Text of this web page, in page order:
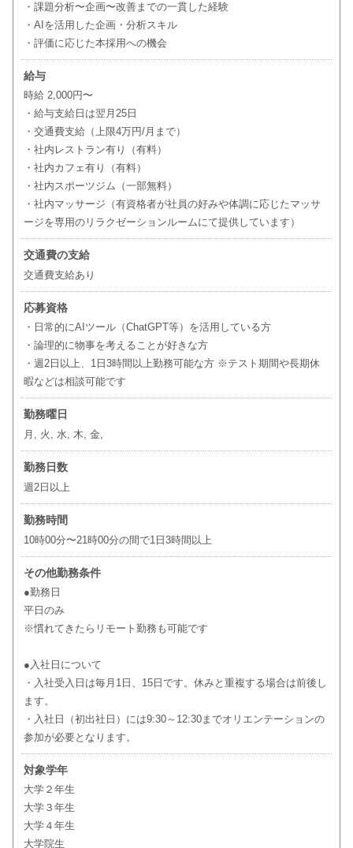
・課題分析〜企画〜改善までの一貫した経験
・AIを活用した企画・分析スキル
・評価に応じた本採用への機会
給与
時給 2,000円〜
・給与支給日は翌月25日
・交通費支給（上限4万円/月まで）
・社内レストラン有り（有料）
・社内カフェ有り（有料）
・社内スポーツジム（一部無料）
・社内マッサージ（有資格者が社員の好みや体調に応じたマッサ
ージを専用のリラクゼーションルームにて提供しています）
交通費の支給
交通費支給あり
応募資格
・日常的にAIツール（ChatGPT等）を活用している方
・論理的に物事を考えることが好きな方
・週2日以上、1日3時間以上勤務可能な方 ※テスト期間や長期休
暇などは相談可能です
勤務曜日
月, 火, 水, 木, 金,
勤務日数
週2日以上
勤務時間
10時00分〜21時00分の間で1日3時間以上
その他勤務条件
●勤務日
平日のみ
※慣れてきたらリモート勤務も可能です
●入社日について
・入社受入日は毎月1日、15日です。休みと重複する場合は前後し
ます。
・入社日（初出社日）には9:30～12:30までオリエンテーションの
参加が必要となります。
対象学年
大学２年生
大学３年生
大学４年生
大学院生